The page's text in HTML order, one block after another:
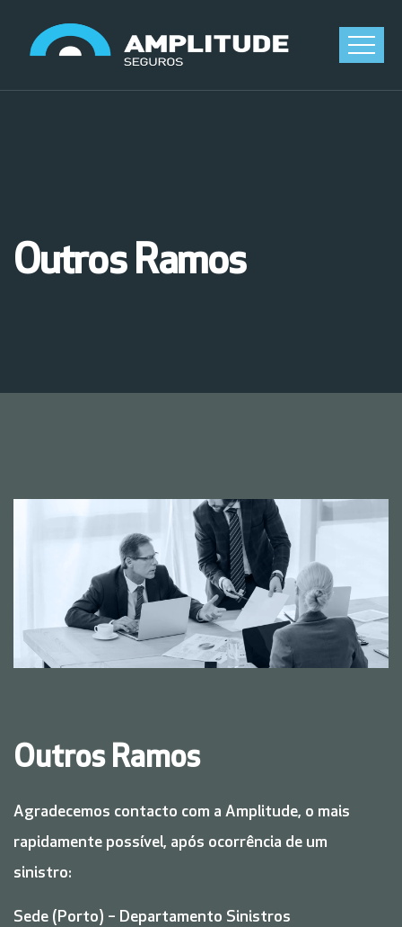
Outros Ramos
Outros Ramos
Agradecemos contacto com a Amplitude, o mais
rapidamente possível, após ocorrência de um
sinistro:
Sede (Porto) – Departamento Sinistros